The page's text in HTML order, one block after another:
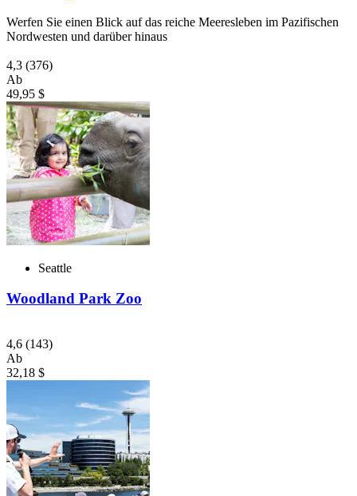
Werfen Sie einen Blick auf das reiche Meeresleben im Pazifischen
Nordwesten und darüber hinaus
4,3 (376)
Ab
49,95 $
Seattle
Woodland Park Zoo
4,6 (143)
Ab
32,18 $